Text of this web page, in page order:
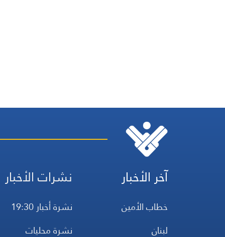
آخر الأخبار
خطاب الأمين
لبنان
نشرات الأخبار
نشرة أخبار 19:30
نشرة محليات